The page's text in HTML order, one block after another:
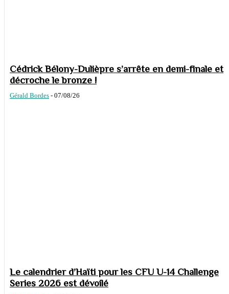
Cédrick Bélony-Dulièpre s’arrête en demi-finale et
décroche le bronze !
Gérald Bordes - 07/08/26
Le calendrier d’Haïti pour les CFU U-14 Challenge
Series 2026 est dévoilé